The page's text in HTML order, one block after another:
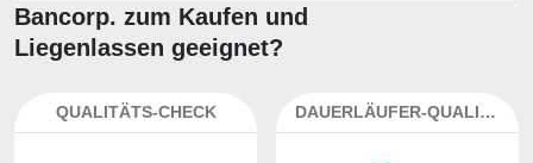
Bancorp. zum Kaufen und
Liegenlassen geeignet?
QUALITÄTS-CHECK DAUERLÄUFER-QUALITÄTEN